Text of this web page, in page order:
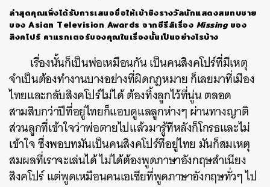
ล่าสุดคุณเพิ่งได้รับการเสนอชื่อให้เข้าชิงรางวัลนักแสดงสมทบชาย
ของ Asian Television Awards จากซีรีส์เรื่อง Missingของ
สิงคโปร์ คาแรกเตอร์ของคุณในเรื่องนั้นเป็นอย่างไรบ้าง
เรื่องนั้นก็เป็นพ่อเหมือนกัน เป็นคนสิงคโปร์ที่มีเหตุ
จำเป็นต้องทำงานบางอย่างที่ผิดกฎหมาย ก็เลยมาที่เมือง
ไทยและกลับสิงคโปร์ไม่ได้ ต้องทิ้งลูกไว้ที่นู่น ตลอด
สามสิบกว่าปีที่อยู่ไทยก็แอบดูแลลูกห่างๆ ผ่านทางญาติ
ส่วนลูกที่เข้าใจว่าพ่อตายไปแล้วมารู้ทีหลังก็โกรธและไม่
เข้าใจ ซึ่งพอบทมันเป็นคนสิงคโปร์ที่อยู่ไทย มันก็สมเหตุ
สมผลที่เราจะเล่นได้ ไม่ได้ต้องพูดภาษาอังกฤษสำเนียง
สิงคโปร์ แต่พูดเหมือนคนเอเชียที่พูดภาษาอังกฤษทั่วๆ ไป